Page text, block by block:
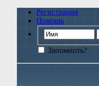
Регистрация
Помощь
Запомнить?